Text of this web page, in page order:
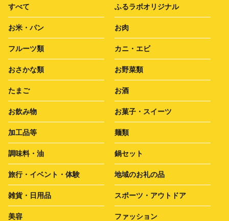
すべて ふるラボオリジナル
お米・パン お肉
フルーツ類 カニ・エビ
おさかな類 お野菜類
たまご お酒
お飲み物 お菓子・スイーツ
加工品等 麺類
調味料・油 鍋セット
旅行・イベント・体験 地域のお礼の品
雑貨・日用品 スポーツ・アウトドア
美容 ファッション